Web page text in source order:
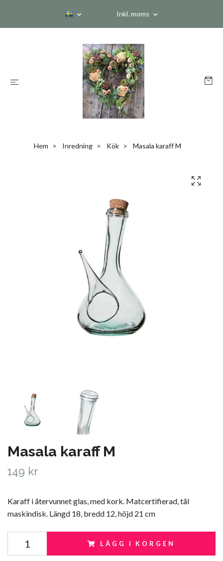
Inkl. moms
Hem Inredning Kök Masala karaff M
Masala karaff M
149 kr
Karaff i återvunnet glas, med kork. Matcertifierad, tål
maskindisk. Längd 18, bredd 12, höjd 21 cm
LÄGG I KORGEN